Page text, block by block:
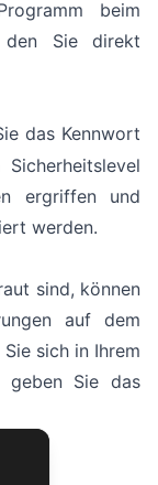
beim
den Sie direkt
das Kennwort
ergriffen und
werden.
sind, können
auf dem
sich in Ihrem
geben Sie das